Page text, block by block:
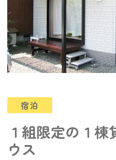
宿泊
１組限定の１
ウス